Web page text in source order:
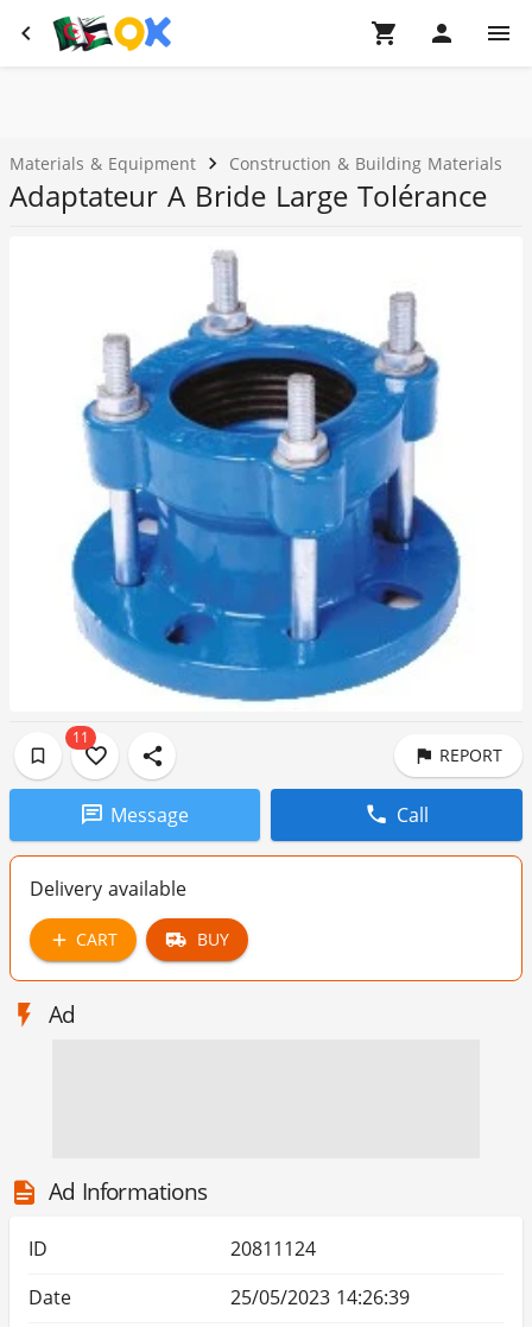
Materials & Equipment Construction & Building Materials
Adaptateur A Bride Large Tolérance
11
REPORT
Message Call
Delivery available
CART BUY
Ad
Ad Informations
ID
20811124
Date
25/05/2023 14:26:39